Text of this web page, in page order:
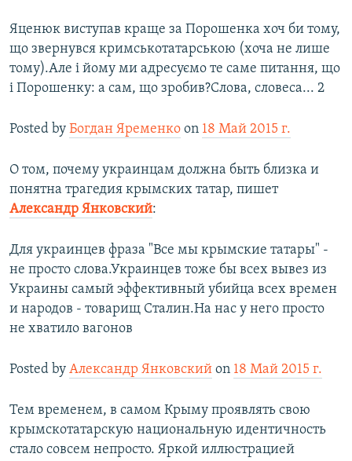
Яценюк виступав краще за Порошенка хоч би тому,
що звернувся кримськотатарською (хоча не лише
тому).Але і йому ми адресуємо те саме питання, що
і Порошенку: а сам, що зробив?Слова, словеса... 2
Posted by Богдан Яременко on 18 Май 2015 г.
О том, почему украинцам должна быть близка и
понятна трагедия крымских татар, пишет
Александр Янковский:
Для украинцев фраза "Все мы крымские татары" -
не просто слова.Украинцев тоже бы всех вывез из
Украины самый эффективный убийца всех времен
и народов - товарищ Сталин.На нас у него просто
не хватило вагонов
Posted by Александр Янковский on 18 Май 2015 г.
Тем временем, в самом Крыму проявлять свою
крымскотатарскую национальную идентичность
стало совсем непросто. Яркой иллюстрацией